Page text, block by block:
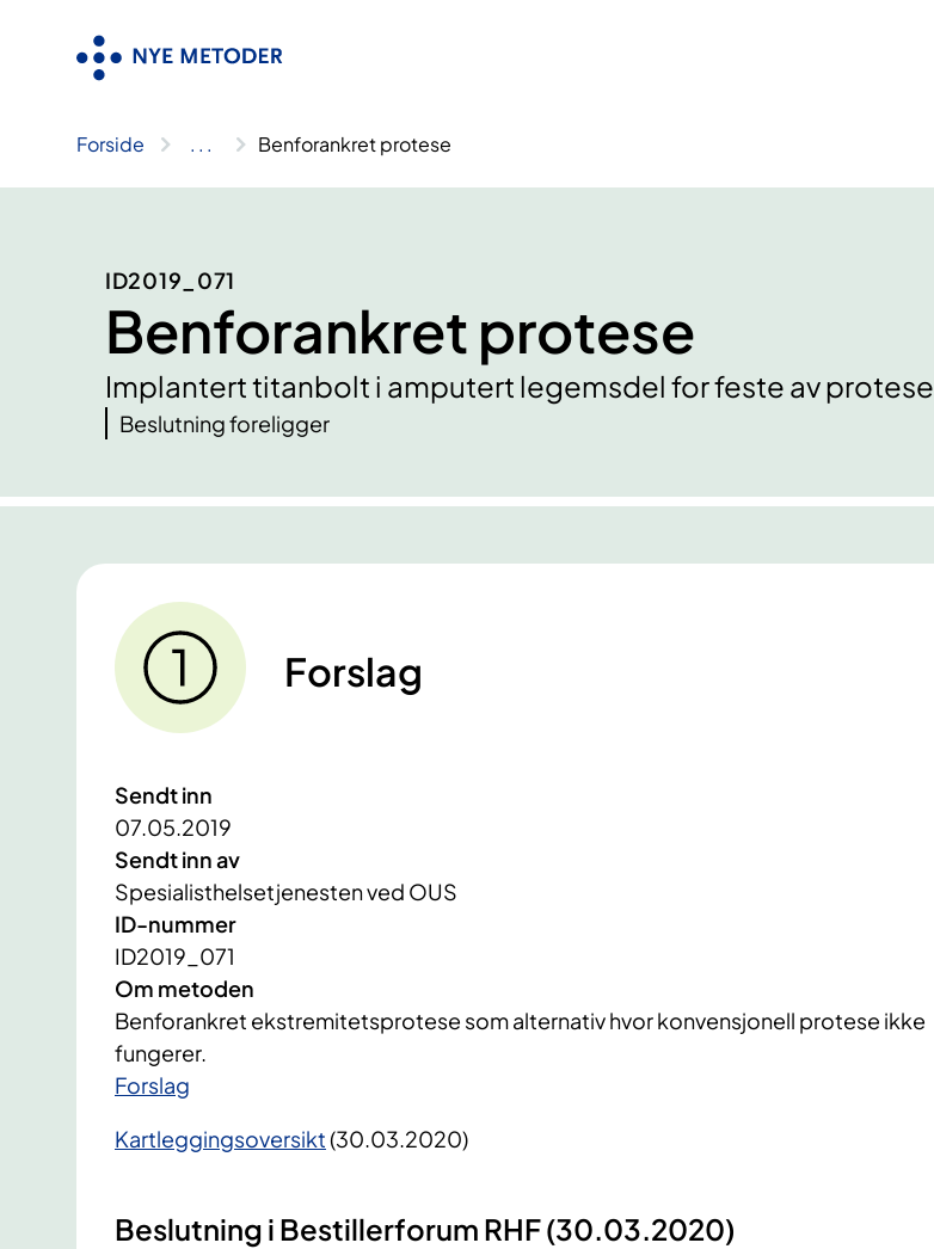
Forside .. . Benforankret protese
ID2019_071
Benforankret protese
Implantert titanbolt i amputert legemsdel for feste av protese
Beslutning foreligger
Forslag
Sendt inn
07.05.2019
Sendt inn av
Spesialisthelsetjenesten ved OUS
ID-nummer
ID2019_071
Om metoden
Benforankret ekstremitetsprotese som alternativ hvor konvensjonell protese ikke
fungerer.
​Forslag
Kartleggingsoversikt(30.03.2020)
Beslutning i Bestillerforum RHF (30.03.2020)